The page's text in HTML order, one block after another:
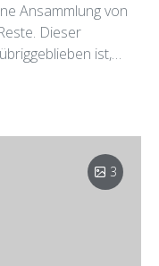
Ansammlung von
Dieser
ist,…
3